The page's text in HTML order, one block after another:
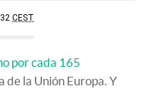
CEST
por cada 165
de la Unión Europa. Y